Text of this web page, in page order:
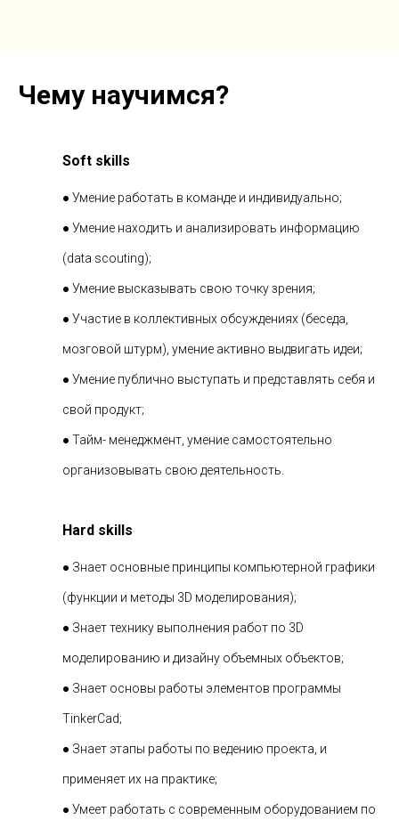
Чему научимся?
Soft skills
● Умение работать в команде и индивидуально;
● Умение находить и анализировать информацию
(data scouting);
● Умение высказывать свою точку зрения;
● Участие в коллективных обсуждениях (беседа,
мозговой штурм), умение активно выдвигать идеи;
● Умение публично выступать и представлять себя и
свой продукт;
● Тайм- менеджмент, умение самостоятельно
организовывать свою деятельность.
Hard skills
● Знает основные принципы компьютерной графики
(функции и методы 3D моделирования);
● Знает технику выполнения работ по 3D
моделированию и дизайну объемных объектов;
● Знает основы работы элементов программы
TinkerCad;
● Знает этапы работы по ведению проекта, и
применяет их на практике;
● Умеет работать с современным оборудованием по